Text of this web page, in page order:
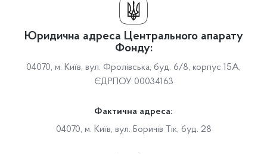
Юридична адреса Центрального апарату
Фонду:
04070, м. Київ, вул. Фролівська, буд. 6/8, корпус 15А,
ЄДРПОУ 00034163
Фактична адреса:
04070, м. Київ, вул. Боричів Тік, буд. 28